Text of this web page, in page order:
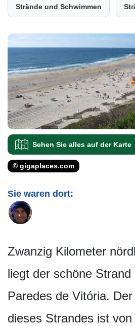
Strände und Schwimmen
Sehen Sie alles auf der Karte
© gigaplaces.com
Sie waren dort:
Zwanzig Kilometer
liegt der schöne Strand
Paredes de Vitória.
dieses Strandes ist von